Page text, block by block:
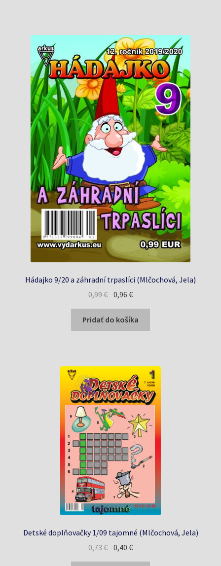
Hádajko 9/20 a záhradní trpaslíci (Mlčochová, Jela)
0,99€ Pôvodná
cena
bola:
0,99 €.
0,96€Aktuálna
cena
je:
0,96 €.
Pridať do košíka
Detské doplňovačky 1/09 tajomné (Mlčochová, Jela)
0,73€ Pôvodná
cena
0,40€Aktuálna
cena